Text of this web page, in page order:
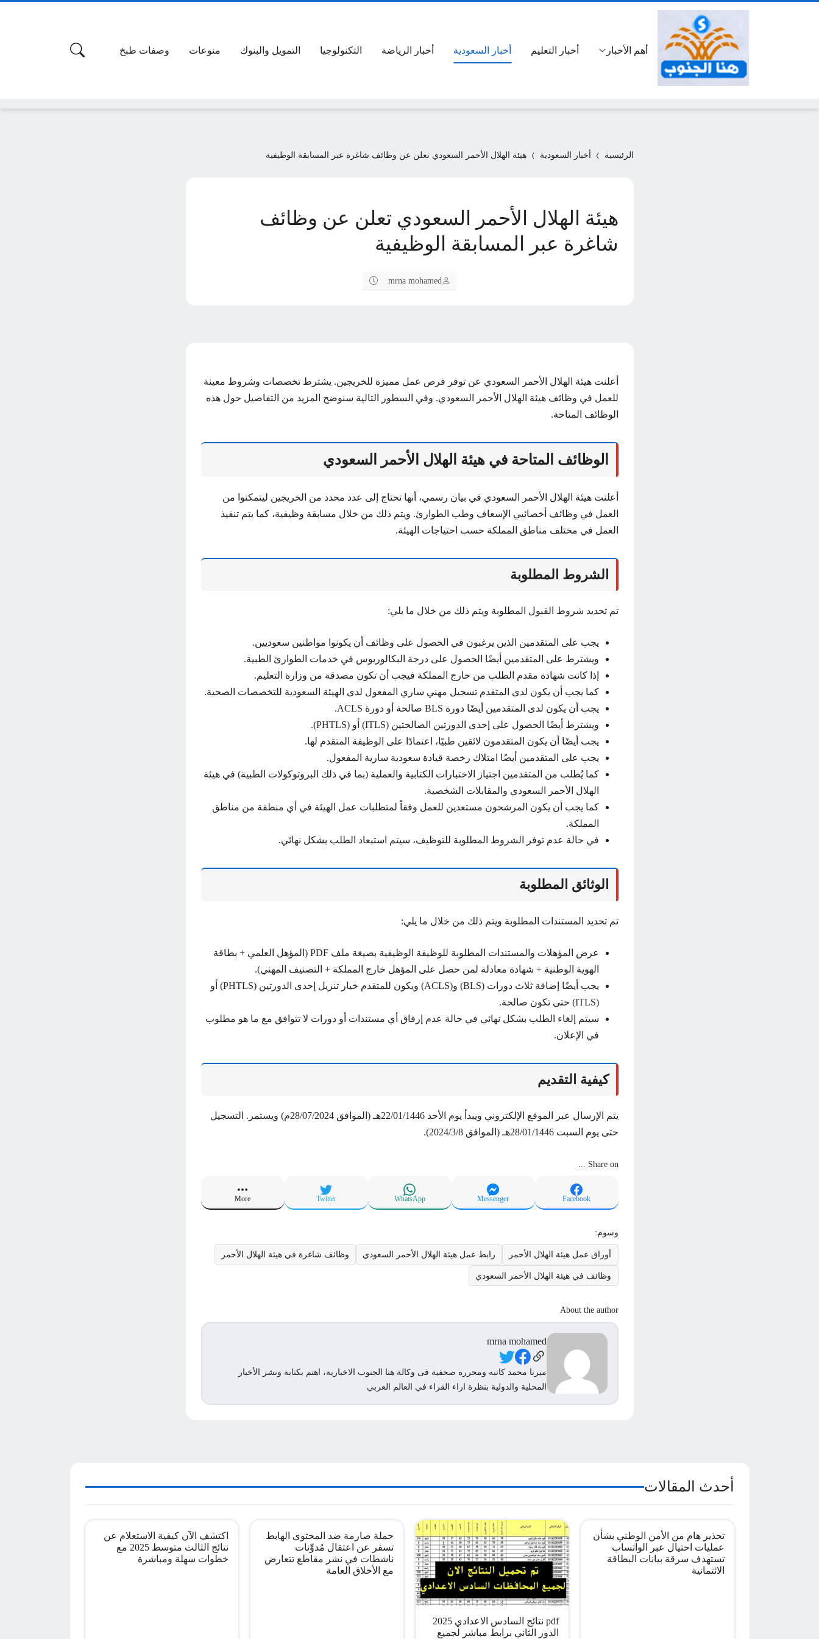
أهم الأخبار أخبار التعليم أخبار السعودية أخبار الرياضة التكنولوجيا التمويل والبنوك منوعات وصفات طبخ
الرئيسية أخبار السعودية هيئة الهلال الأحمر السعودي تعلن عن وظائف شاغرة عبر المسابقة الوظيفية
هيئة الهلال الأحمر السعودي تعلن عن وظائف
شاغرة عبر المسابقة الوظيفية
mrna mohamed
أعلنت هيئة الهلال الأحمر السعودي عن توفر فرص عمل مميزة للخريجين. يشترط تخصصات وشروط معينة
للعمل في وظائف هيئة الهلال الأحمر السعودي. وفي السطور التالية سنوضح المزيد من التفاصيل حول هذه
الوظائف المتاحة.
الوظائف المتاحة في هيئة الهلال الأحمر السعودي
أعلنت هيئة الهلال الأحمر السعودي في بيان رسمي، أنها تحتاج إلى عدد محدد من الخريجين ليتمكنوا من
العمل في وظائف أخصائيي الإسعاف وطب الطوارئ. ويتم ذلك من خلال مسابقة وظيفية، كما يتم تنفيذ
العمل في مختلف مناطق المملكة حسب احتياجات الهيئة.
الشروط المطلوبة
تم تحديد شروط القبول المطلوبة ويتم ذلك من خلال ما يلي:
يجب على المتقدمين الذين يرغبون في الحصول على وظائف أن يكونوا مواطنين سعوديين.
ويشترط على المتقدمين أيضًا الحصول على درجة البكالوريوس في خدمات الطوارئ الطبية.
إذا كانت شهادة مقدم الطلب من خارج المملكة فيجب أن تكون مصدقة من وزارة التعليم.
كما يجب أن يكون لدى المتقدم تسجيل مهني ساري المفعول لدى الهيئة السعودية للتخصصات الصحية.
يجب أن يكون لدى المتقدمين أيضًا دورة BLS صالحة أو دورة ACLS.
ويشترط أيضًا الحصول على إحدى الدورتين الصالحتين (ITLS) أو (PHTLS).
يجب أيضًا أن يكون المتقدمون لائقين طبيًا، اعتمادًا على الوظيفة المتقدم لها.
يجب على المتقدمين أيضًا امتلاك رخصة قيادة سعودية سارية المفعول.
كما يُطلب من المتقدمين اجتياز الاختبارات الكتابية والعملية (بما في ذلك البروتوكولات الطبية) في هيئة
الهلال الأحمر السعودي والمقابلات الشخصية.
كما يجب أن يكون المرشحون مستعدين للعمل وفقاً لمتطلبات عمل الهيئة في أي منطقة من مناطق
المملكة.
في حالة عدم توفر الشروط المطلوبة للتوظيف، سيتم استبعاد الطلب بشكل نهائي.
الوثائق المطلوبة
تم تحديد المستندات المطلوبة ويتم ذلك من خلال ما يلي:
عرض المؤهلات والمستندات المطلوبة للوظيفة الوظيفية بصيغة ملف PDF (المؤهل العلمي + بطاقة
الهوية الوطنية + شهادة معادلة لمن حصل على المؤهل خارج المملكة + التصنيف المهني).
يجب أيضًا إضافة ثلاث دورات (BLS) و(ACLS) ويكون للمتقدم خيار تنزيل إحدى الدورتين (PHTLS) أو
(ITLS) حتى تكون صالحة.
سيتم إلغاء الطلب بشكل نهائي في حالة عدم إرفاق أي مستندات أو دورات لا تتوافق مع ما هو مطلوب
في الإعلان.
كيفية التقديم
يتم الإرسال عبر الموقع الإلكتروني ويبدأ يوم الأحد 22/01/1446هـ (الموافق 28/07/2024م) ويستمر.
التسجيل
حتى يوم السبت 28/01/1446هـ (الموافق 2024/3/8).
Share on ...
Facebook
Messenger
WhatsApp
Twitter
More
وسوم:
أوراق عمل هيئة الهلال الأحمر رابط عمل هيئة الهلال الأحمر السعودي وظائف شاغرة في هيئة الهلال الأحمر
وظائف في هيئة الهلال الأحمر السعودي
About the author
mrna mohamed
Social Links
ميرنا محمد كاتبه ومحرره صحفية فى وكالة هنا الجنوب الاخبارية، اهتم بكتابة ونشر الأخبار
المحلية والدولية بنظرة اراء القراء في العالم العربي
أحدث المقالات
تحذير هام من الأمن الوطني بشأن
عمليات احتيال عبر الواتساب
تستهدف سرقة بيانات البطاقة
الائتمانية
pdf نتائج السادس الاعدادي 2025
الدور الثاني برابط مباشر لجميع
حملة صارمة ضد المحتوى الهابط
تسفر عن اعتقال مُدوِّنات
ناشطات في نشر مقاطع تتعارض
مع الأخلاق العامة
اكتشف الآن كيفية الاستعلام عن
نتائج الثالث متوسط 2025 مع
خطوات سهلة ومباشرة